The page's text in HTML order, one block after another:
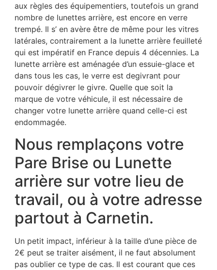
aux règles des équipementiers, toutefois un grand
nombre de lunettes arrière, est encore en verre
trempé. Il s’ en avère être de même pour les vitres
latérales, contrairement a la lunette arrière feuilleté
qui est impératif en France depuis 4 décennies. La
lunette arrière est aménagée d’un essuie-glace et
dans tous les cas, le verre est degivrant pour
pouvoir dégivrer le givre. Quelle que soit la
marque de votre véhicule, il est nécessaire de
changer votre lunette arrière quand celle-ci est
endommagée.
Nous remplaçons votre
Pare Brise ou Lunette
arrière sur votre lieu de
travail, ou à votre adresse
partout à Carnetin.
Un petit impact, inférieur à la taille d’une pièce de
2€ peut se traiter aisément, il ne faut absolument
pas oublier ce type de cas. Il est courant que ces